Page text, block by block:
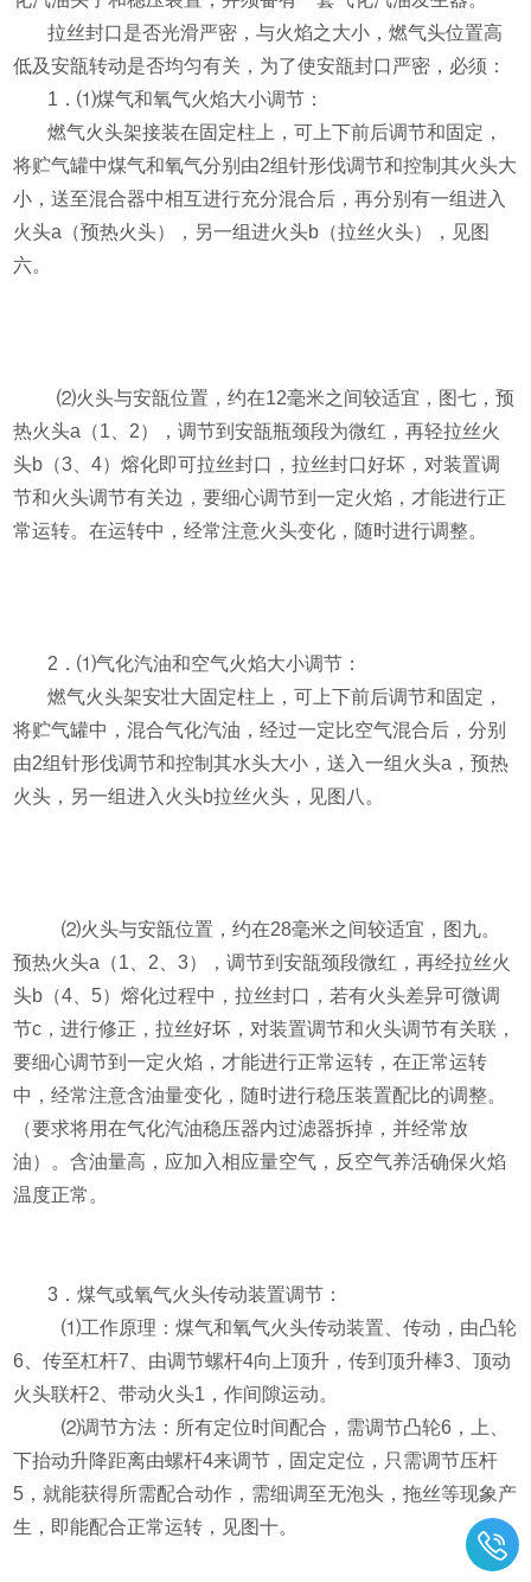
拉丝封口是否光滑严密，与火焰之大小，燃气头位置高
低及安瓿转动是否均匀有关，为了使安瓿封口严密，必须：
1 ．⑴煤气和氧气火焰大小调节：
燃气火头架接装在固定柱上，可上下前后调节和固定，
将贮气罐中煤气和氧气分别由2组针形伐调节和控制其火头大
小，送至混合器中相互进行充分混合后，再分别有一组进入
火头a （预热火头），另一组进火头b （拉丝火头），见图
六。
⑵火头与安瓿位置，约在12毫米之间较适宜，图七，预
热火头a （1 2），调节到安瓿瓶颈段为微红，再轻拉丝火
头b （3 、4）熔化即可拉丝封口，拉丝封口好坏，对装置调
节和火头调节有关边，要细心调节到一定火焰，才能进行正
常运转。在运转中，经常注意火头变化，随时进行调整。
2 ．⑴气化汽油和空气火焰大小调节：
燃气火头架安壮大固定柱上，可上下前后调节和固定，
将贮气罐中，混合气化汽油，经过一定比空气混合后，分别
由2组针形伐调节和控制其水头大小，送入一组火头a ，预热
火头，另一组进入火头b拉丝火头，见图八。
⑵火头与安瓿位置，约在28毫米之间较适宜，图九。
预热火头a （1 2 、3），调节到安瓿颈段微红，再经拉丝火
头b （4 5）熔化过程中，拉丝封口，若有火头差异可微调
节c ，进行修正，拉丝好坏，对装置调节和火头调节有关联，
要细心调节到一定火焰，才能进行正常运转，在正常运转
中，经常注意含油量变化，随时进行稳压装置配比的调整。
（要求将用在气化汽油稳压器内过滤器拆掉，并经常放
油）。含油量高，应加入相应量空气，反空气养活确保火焰
温度正常。
3 ．煤气或氧气火头传动装置调节：
⑴工作原理：煤气和氧气火头传动装置、传动，由凸轮
6 、传至杠杆7 、由调节螺杆4向上顶升，传到顶升棒3 、顶动
火头联杆2 、带动火头1 ，作间隙运动。
⑵调节方法：所有定位时间配合，需调节凸轮6 ，上、
下抬动升降距离由螺杆4来调节，固定定位，只需调节压杆
5 ，就能获得所需配合动作，需细调至无泡头，拖丝等现象产
生，即能配合正常运转，见图十。